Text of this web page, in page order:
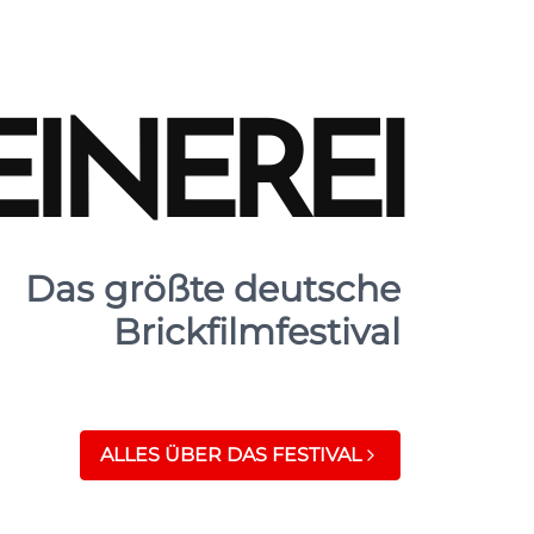
Das größte deutsche
Brickfilmfestival
ALLES ÜBER DAS FESTIVAL